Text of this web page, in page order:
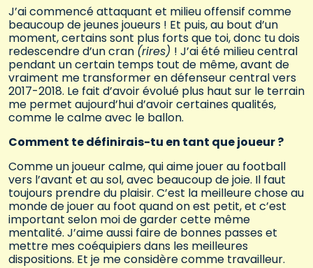
J’ai commencé attaquant et milieu offensif comme
beaucoup de jeunes joueurs ! Et puis, au bout d’un
moment, certains sont plus forts que toi, donc tu dois
redescendre d’un cran (rires) ! J’ai été milieu central
pendant un certain temps tout de même, avant de
vraiment me transformer en défenseur central vers
2017-2018. Le fait d’avoir évolué plus haut sur le terrain
me permet aujourd’hui d’avoir certaines qualités,
comme le calme avec le ballon.
Comment te définirais-tu en tant que joueur ?
Comme un joueur calme, qui aime jouer au football
vers l’avant et au sol, avec beaucoup de joie. Il faut
toujours prendre du plaisir. C’est la meilleure chose au
monde de jouer au foot quand on est petit, et c’est
important selon moi de garder cette même
mentalité. J’aime aussi faire de bonnes passes et
mettre mes coéquipiers dans les meilleures
dispositions. Et je me considère comme travailleur.